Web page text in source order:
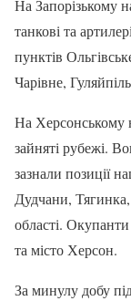
На Запорізькому
танкові та
пунктів
Чарівне,
На Херсонському
зайняті рубежі.
зазнали позиції
Дудчани, Тягинка,
області.
та місто Херсон.
За минулу добу